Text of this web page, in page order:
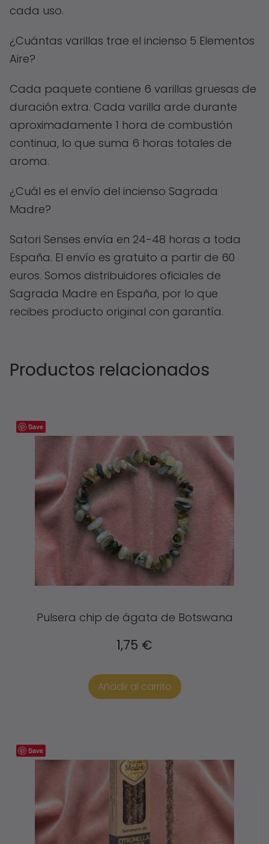
cada uso.
¿Cuántas varillas trae el incienso 5 Elementos
Aire?
Cada paquete contiene 6 varillas gruesas de
duración extra. Cada varilla arde durante
aproximadamente 1 hora de combustión
continua, lo que suma 6 horas totales de
aroma.
¿Cuál es el envío del incienso Sagrada
Madre?
Satori Senses envía en 24-48 horas a toda
España. El envío es gratuito a partir de 60
euros. Somos distribuidores oficiales de
Sagrada Madre en España, por lo que
recibes producto original con garantía.
Productos relacionados
Save
Pulsera chip de ágata de Botswana
1,75 €
Añadir al carrito
Save